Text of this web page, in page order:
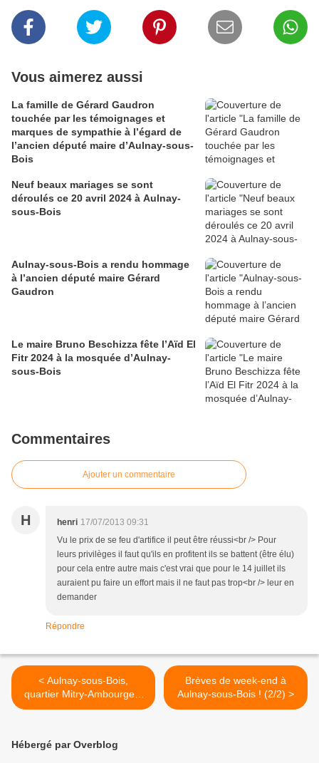
Vous aimerez aussi
La famille de Gérard Gaudron
touchée par les témoignages et
marques de sympathie à l’égard de
l’ancien député maire d’Aulnay-sous-
Bois
Neuf beaux mariages se sont
déroulés ce 20 avril 2024 à Aulnay-
sous-Bois
Aulnay-sous-Bois a rendu hommage
à l’ancien député maire Gérard
Gaudron
Le maire Bruno Beschizza fête l’Aïd El
Fitr 2024 à la mosquée d’Aulnay-
sous-Bois
Commentaires
Ajouter un commentaire
H henri 17/07/2013 09:31
Vu le prix de se feu d'artifice il peut être réussi<br /> Pour
leurs privilèges il faut qu'ils en profitent ils se battent (être élu)
pour cela entre autre mais c'est vrai que pour le 14 juillet ils
auraient pu faire un effort mais il ne faut pas trop<br /> leur en
demander
Répondre
< Aulnay-sous-Bois,
quartier Mitry-Ambourget :
les mamans du hall du 12
Brèves de week-end à
Aulnay-sous-Bois ! (2/2) >
Hébergé par Overblog